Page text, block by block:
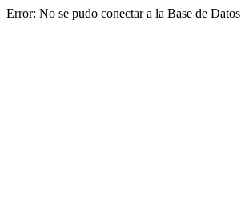
Error: No se pudo conectar a la Base de Datos